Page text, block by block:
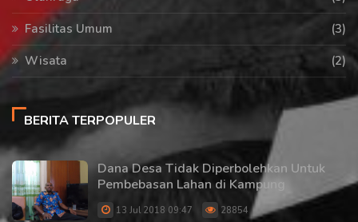
Fasilitas Umum
(3)
Wisata
(2)
BERITA TERPOPULER
Dana Desa Tidak Diperbolehkan Untuk
Pembebasan Lahan di Kampung
13 Jul 2018 09:47 28854